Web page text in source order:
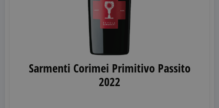
Sarmenti Corimei Primitivo Passito
2022